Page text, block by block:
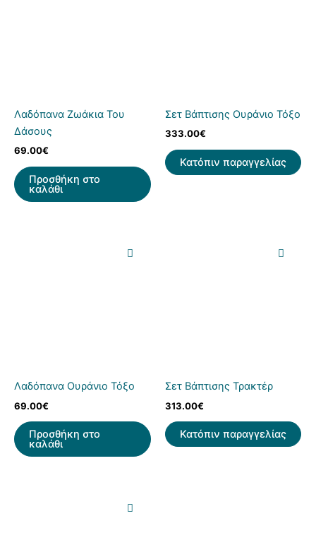
Λαδόπανα Ζωάκια Του
Δάσους
69.00€
Προσθήκη στο
καλάθι
Σετ Βάπτισης Ουράνιο Τόξο
333.00€
Κατόπιν παραγγελίας
Λαδόπανα Ουράνιο Τόξο
69.00€
Προσθήκη στο
καλάθι
Σετ Βάπτισης Τρακτέρ
313.00€
Κατόπιν παραγγελίας